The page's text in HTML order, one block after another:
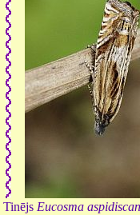
Tinējs Eucosma